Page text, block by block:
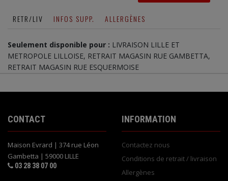
RETR/LIV INFOS SUPP. ALLERGÈNES
Seulement disponible pour : LIVRAISON LILLE ET
METROPOLE LILLOISE, RETRAIT MAGASIN RUE GAMBETTA,
RETRAIT MAGASIN RUE ESQUERMOISE
CONTACT
Maison Evrard | 374 rue Léon
Gambetta | 59000 LILLE
03 28 38 07 00
INFORMATION
Contactez nous
Conditions de retrait / livraison
Allergènes